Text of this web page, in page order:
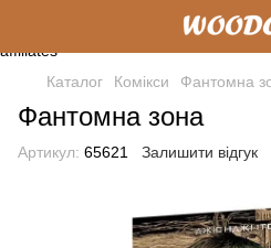
Каталог Комікси Фантомна
Фантомна зона
Артикул: 65621 Залишити відгук